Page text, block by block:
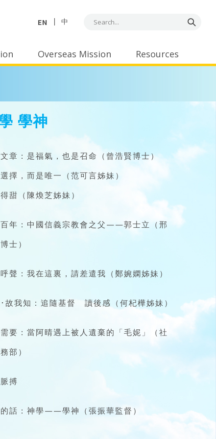
EN 中
Overseas Mission Resources
學神
章：是福氣，也是召命（曾浩賢博士）
擇，而是唯一（范可言姊妹）
甜（陳煥芝姊妹）
年：中國信義宗教會之父——郭士立（邢
士）
聲：我在這裏，請差遣我（鄭婉嫻姊妹）
故我知：追隨基督 讀後感（何杞樺姊妹）
要：當阿晴遇上被人遺棄的「毛妮」（社
部）
搏
話：神學——學神（張振華監督）